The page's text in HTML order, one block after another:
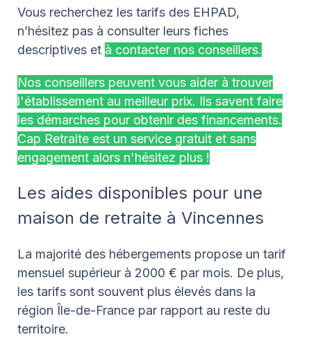
Vous recherchez les tarifs des EHPAD,
n’hésitez pas à consulter leurs fiches
descriptives et à contacter nos conseillers.
Nos conseillers peuvent vous aider à trouver
l'établissement au meilleur prix. Ils savent faire
les démarches pour obtenir des financements.
Cap Retraite est un service gratuit et sans
engagement alors n'hésitez plus !
Les aides disponibles pour une
maison de retraite à Vincennes
La majorité des hébergements propose un tarif
mensuel supérieur à 2000 € par mois. De plus,
les tarifs sont souvent plus élevés dans la
région Île-de-France par rapport au reste du
territoire.